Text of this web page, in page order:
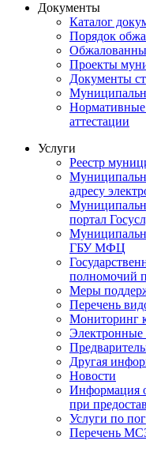
Документы
Каталог
Порядок
Проекты
Документы
Нормативные
аттестации
Услуги
Реестр
адресу
портал
ГБУ МФЦ
полномочий
Меры
Перечень
Мониторинг
Электронные
Другая
Новости
Информация
при
Услуги по
Перечень